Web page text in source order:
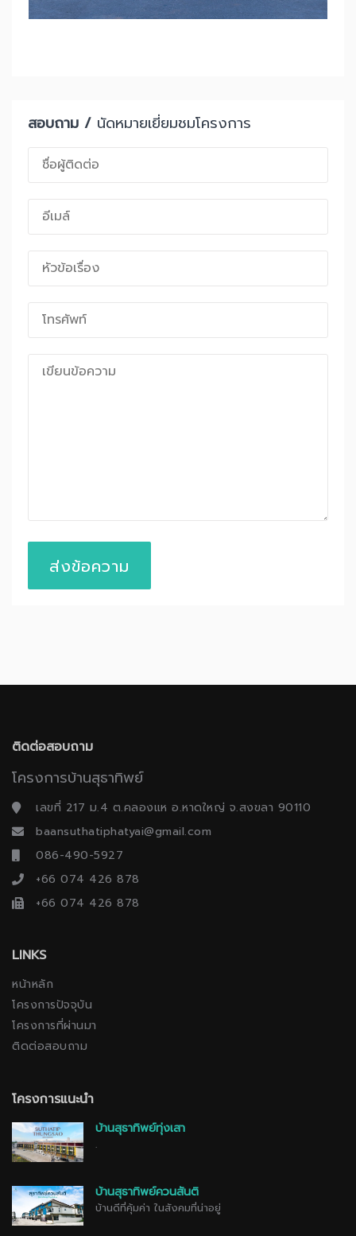
สอบถาม / นัดหมายเยี่ยมชมโครงการ
ส่งข้อความ
ติดต่อสอบถาม
โครงการบ้านสุธาทิพย์
เลขที่ 217 ม.4 ต.คลองแห อ.หาดใหญ่ จ.สงขลา 90110
baansuthatiphatyai@gmail.com
086-490-5927
+66 074 426 878
+66 074 426 878
LINKS
หน้าหลัก
โครงการปัจจุบัน
โครงการที่ผ่านมา
ติดต่อสอบถาม
โครงการแนะนำ
บ้านสุธาทิพย์ทุ่งเสา
.
บ้านสุธาทิพย์ควนสันติ
บ้านดีที่คุ้มค่า ในสังคมที่น่าอยู่